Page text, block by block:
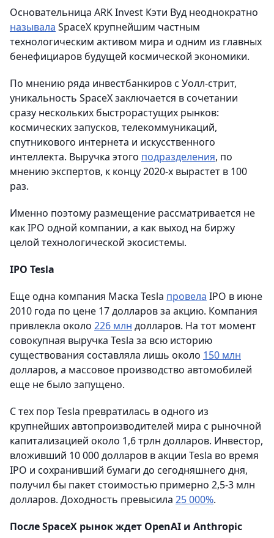
Основательница ARK Invest Кэти Вуд неоднократно
называла SpaceX крупнейшим частным
технологическим активом мира и одним из главных
бенефициаров будущей космической экономики.
По мнению ряда инвестбанкиров с Уолл-стрит,
уникальность SpaceX заключается в сочетании
сразу нескольких быстрорастущих рынков:
космических запусков, телекоммуникаций,
спутникового интернета и искусственного
интеллекта. Выручка этого подразделения, по
мнению экспертов, к концу 2020-х вырастет в 100
раз.
Именно поэтому размещение рассматривается не
как IPO одной компании, а как выход на биржу
целой технологической экосистемы.
IPO Tesla
Еще одна компания Маска Tesla провела IPO в июне
2010 года по цене 17 долларов за акцию. Компания
привлекла около 226 млн долларов. На тот момент
совокупная выручка Tesla за всю историю
существования составляла лишь около 150 млн
долларов, а массовое производство автомобилей
еще не было запущено.
С тех пор Tesla превратилась в одного из
крупнейших автопроизводителей мира с рыночной
капитализацией около 1,6 трлн долларов. Инвестор,
вложивший 10 000 долларов в акции Tesla во время
IPO и сохранивший бумаги до сегодняшнего дня,
получил бы пакет стоимостью примерно 2,5-3 млн
долларов. Доходность превысила 25 000%.
После SpaceX рынок ждет OpenAI и Anthropic